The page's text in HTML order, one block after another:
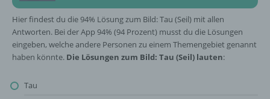
Hier findest du die 94% Lösung zum Bild: Tau (Seil) mit allen
Antworten. Bei der App 94% (94 Prozent) musst du die Lösungen
eingeben, welche andere Personen zu einem Themengebiet genannt
haben könnte. Die Lösungen zum Bild: Tau (Seil) lauten:
Tau